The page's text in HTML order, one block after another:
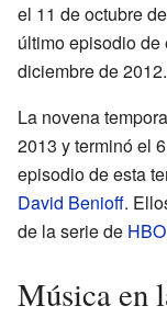
el 11 de octubre
último episodio de
diciembre de 2012.
La novena
2013 y terminó el
episodio de esta
David Benioff.
de la serie de HBO
Música en